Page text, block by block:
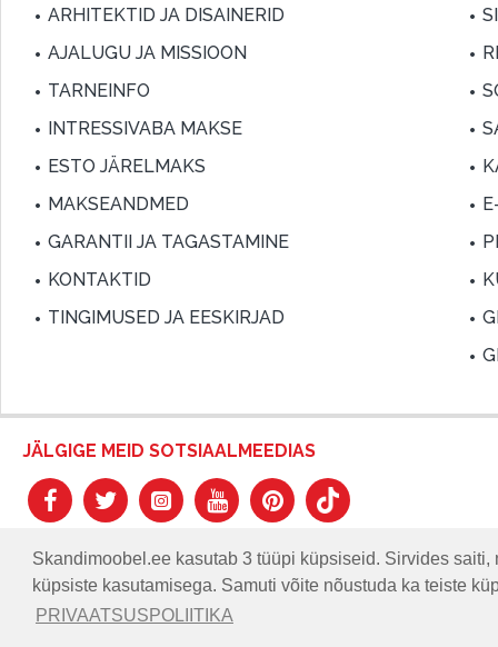
Skandimoobel.ee kasutab 3 tüüpi küpsiseid. Sirvides saiti,
küpsiste kasutamisega. Samuti võite nõustuda ka teiste
PRIVAATSUSPOLIITIKA
ARHITEKTID JA DISAINERID
AJALUGU JA MISSIOON
TARNEINFO
INTRESSIVABA MAKSE
ESTO JÄRELMAKS
MAKSEANDMED
GARANTII JA TAGASTAMINE
KONTAKTID
TINGIMUSED JA EESKIRJAD
JÄLGIGE MEID SOTSIAALMEEDIAS
© SKANDIMÖÖBEL.EE | Skandinaavia disaini mööblisalong.